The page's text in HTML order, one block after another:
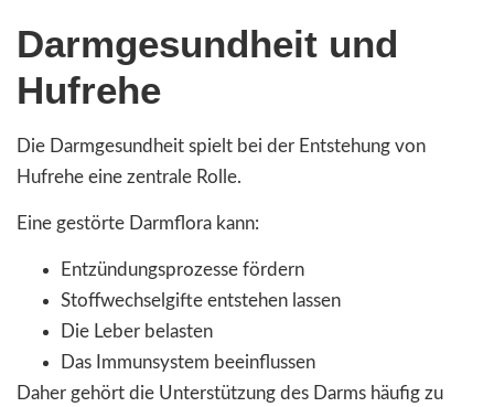
Darmgesundheit und
Hufrehe
Die Darmgesundheit spielt bei der Entstehung von
Hufrehe eine zentrale Rolle.
Eine gestörte Darmflora kann:
Entzündungsprozesse fördern
Stoffwechselgifte entstehen lassen
Die Leber belasten
Das Immunsystem beeinflussen
Daher gehört die Unterstützung des Darms häufig zu